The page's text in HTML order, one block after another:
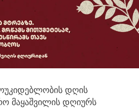
დღის
მაყაშვილის დღიურს